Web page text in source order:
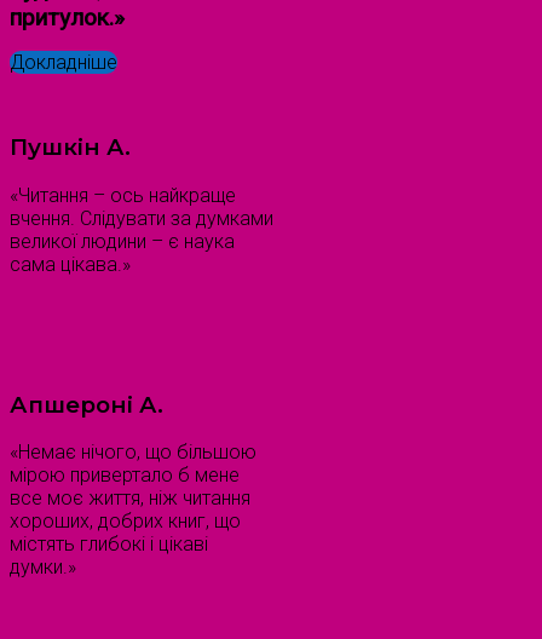
притулок.»
Докладніше
Пушкін А.
«Читання – ось найкраще
вчення. Слідувати за думками
великої людини – є наука
сама цікава.»
Апшероні А.
«Немає нічого, що більшою
мірою привертало б мене
все моє життя, ніж читання
хороших, добрих книг, що
містять глибокі і цікаві
думки.»